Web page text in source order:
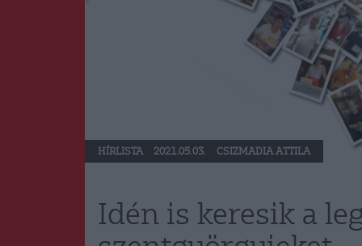
HÍRLISTA 2021.05.03. CSIZMADIA ATTILA
Idén is keresik a